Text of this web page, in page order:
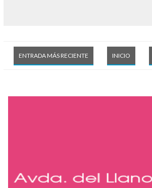
ENTRADA MÁS RECIENTE INICIO